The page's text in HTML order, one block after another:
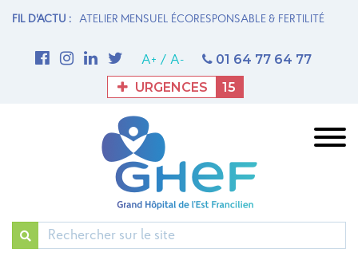
FIL D'ACTU :
& FERTILITÉ
1ère THROMBECTOMIE MÉCANIQUE AU GHEF - Site de
A+ / A-
01 64 77 64 77
URGENCES
15